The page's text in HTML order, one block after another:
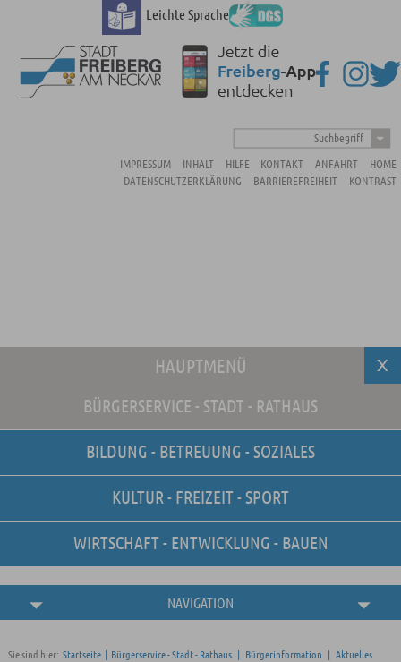
Leichte Sprache
Suchbegriff
IMPRESSUM
INHALT HILFE KONTAKT ANFAHRT
HOME
DATENSCHUTZERKLÄRUNG
BARRIEREFREIHEIT KONTRAST
HAUPTMENÜ
BÜRGERSERVICE - STADT - RATHAUS
BILDUNG - BETREUUNG - SOZIALES
KULTUR - FREIZEIT - SPORT
WIRTSCHAFT - ENTWICKLUNG - BAUEN
Unsere Stellenangebote
Online-Terminvereinbarung
Amtliche
Bekanntmachungen
NAVIGATION
Sie sind hier: Startseite | Bürgerservice - Stadt - Rathaus | Bürgerinformation | Aktuelles